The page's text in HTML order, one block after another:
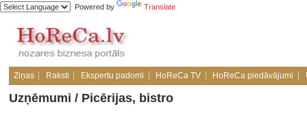
Powered by Translate
Ziņas Raksti Ekspertu padomi HoReCa TV HoReCa piedāvājumi
Uzņēmumi / Picērijas, bistro